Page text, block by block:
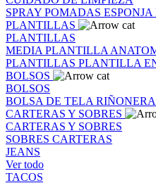
SPRAY POMADAS ESPONJA
PLANTILLAS
PLANTILLAS
MEDIA PLANTILLA
PLANTILLAS PLANTILLA
BOLSOS
BOLSOS
BOLSA DE TELA RIÑONERA
CARTERAS Y SOBRES
CARTERAS Y SOBRES
SOBRES CARTERAS
JEANS
Ver todo
TACOS